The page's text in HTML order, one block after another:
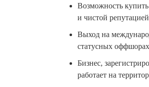
Возможность
и чистой
Выход на
статусных
Бизнес,
работает на